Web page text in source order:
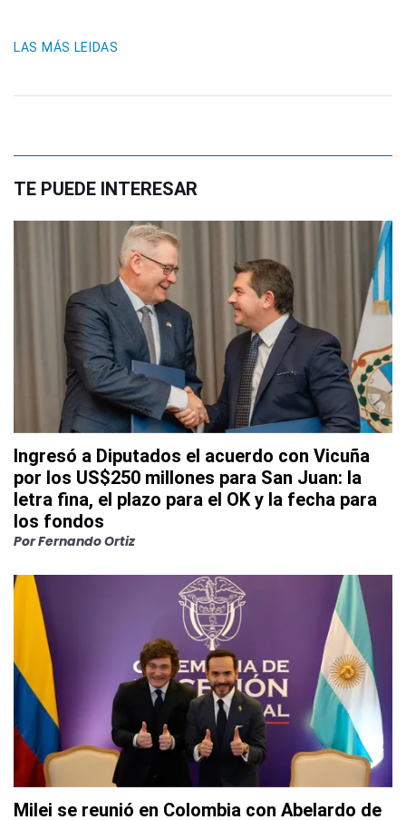
LAS MÁS LEIDAS
TE PUEDE INTERESAR
Ingresó a Diputados el acuerdo con Vicuña
por los US$250 millones para San Juan: la
letra fina, el plazo para el OK y la fecha para
los fondos
PorFernando Ortiz
Milei se reunió en Colombia con Abelardo de